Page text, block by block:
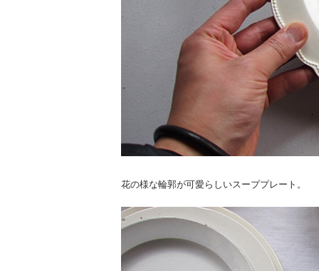
花の様な輪郭が可愛らしいスーププレート。